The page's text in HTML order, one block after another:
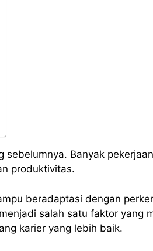
Banyak
produktivitas.
beradaptasi dengan
salah satu faktor yang
karier yang lebih baik.